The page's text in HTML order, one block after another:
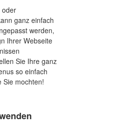
oder
ganz einfach
werden,
Ihrer Webseite
Sie Ihre ganz
so einfach
Sie mochten!